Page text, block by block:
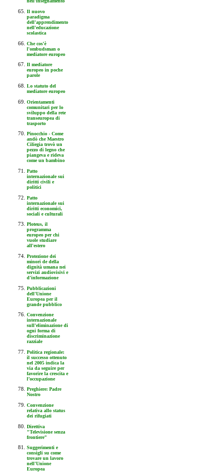
Il nuovo
paradigma
dell'apprendimento
nell'educazione
scolastica
Che cos'è
l'ombudsman o
mediatore europeo
Il mediatore
europeo in poche
parole
Lo statuto del
mediatore europeo
Orientamenti
comunitari per lo
sviluppo della rete
transeuropea di
trasporto
Pinocchio - Come
andò che Maestro
Ciliegia trovò un
pezzo di legno che
piangeva e rideva
come un bambino
Patto
internazionale sui
diritti civili e
politici
Patto
internazionale sui
diritti economici,
sociali e culturali
Ploteus, il
programma
europeo per chi
vuole studiare
all'estero
Protezione dei
minori de della
dignità umana nei
servizi audiovisivi e
d'informazione
Pubblicazioni
dell'Unione
Europea per il
grande pubblico
Convenzione
internazionale
sull'eliminazione di
ogni forma di
discriminazione
razziale
Politica regionale:
il successo ottenuto
nel 2005 indica la
via da seguire per
favorire la crescita e
l’occupazione
Preghiere: Padre
Nostro
Convenzione
relativa allo status
dei rifugiati
Direttiva
"Televisione senza
frontiere"
Suggerimenti e
consigli su come
trovare un lavoro
nell'Unione
Europea